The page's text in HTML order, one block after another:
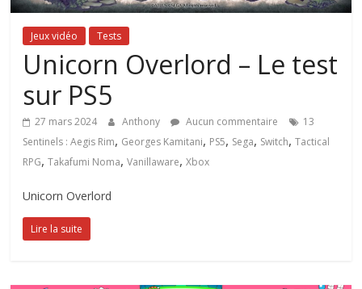
Jeux vidéo Tests
Unicorn Overlord – Le test
sur PS5
27 mars 2024 Anthony Aucun commentaire
13
Sentinels : Aegis Rim, Georges Kamitani, PS5, Sega, Switch,Tactical
RPG,Takafumi Noma,Vanillaware,Xbox
Unicorn Overlord
Lire la suite